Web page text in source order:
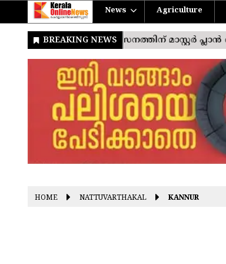
News Agriculture
HOME NATTUVARTHAKAL KANNUR